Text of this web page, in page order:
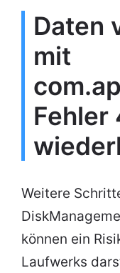
Daten
mit
Fehler
Weitere
können ein
Laufwerks